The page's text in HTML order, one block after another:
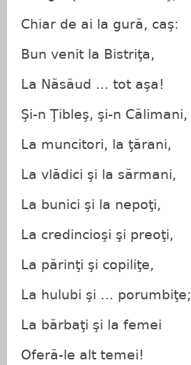
Chiar de ai la gură, caş:
Bun venit la Bistriţa,
La Năsăud … tot aşa!
Şi-n Ţibleş, şi-n Călimani,
La muncitori, la ţărani,
La vlădici şi la sărmani,
La bunici şi la nepoţi,
La credincioşi şi preoţi,
La părinţi şi copiliţe,
La hulubi şi … porumbiţe;
La bărbaţi şi la femei
Oferă-le alt temei!